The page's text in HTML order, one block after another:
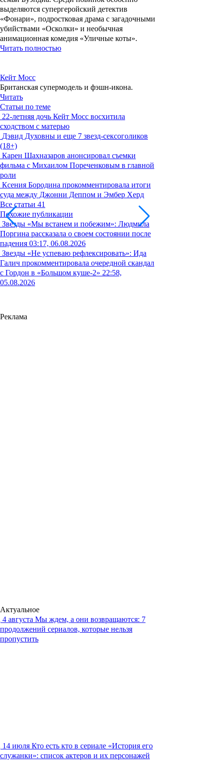
выделяются супергеройский детектив
«Фонари», подростковая драма с загадочными
убийствами «Осколки» и необычная
анимационная комедия «Уличные коты».
Читать полностью
Кейт Мосс
Британская супермодель и фэшн-икона.
Читать
Статьи по теме
22-летняя дочь Кейт Мосс восхитила
сходством с матерью
Дэвид Духовны и еще 7 звезд-сексоголиков
(18+)
Карен Шахназаров анонсировал съемки
фильма с Михаилом Пореченковым в главной
роли
Ксения Бородина прокомментировала итоги
суда между Джонни Деппом и Эмбер Херд
Все статьи 41
Похожие публикации
Звезды «Мы встанем и побежим»: Людмила
Поргина рассказала о своем состоянии после
падения 03:17, 06.08.2026
Звезды «Не успеваю рефлексировать»: Ида
Галич прокомментировала очередной скандал
с Гордон в «Большом куше-2» 22:58,
05.08.2026
Реклама
Актуальное
4 августа Мы ждем, а они возвращаются: 7
продолжений сериалов, которые нельзя
пропустить
14 июля Кто есть кто в сериале «История его
служанки»: список актеров и их персонажей